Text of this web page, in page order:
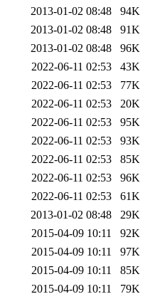
2013-01-02 08:48
94K
2013-01-02 08:48
91K
2013-01-02 08:48
96K
2022-06-11 02:53
43K
2022-06-11 02:53
77K
2022-06-11 02:53
20K
2022-06-11 02:53
95K
2022-06-11 02:53
93K
2022-06-11 02:53
85K
2022-06-11 02:53
96K
2022-06-11 02:53
61K
2013-01-02 08:48
29K
2015-04-09 10:11
92K
2015-04-09 10:11
97K
2015-04-09 10:11
85K
2015-04-09 10:11
79K